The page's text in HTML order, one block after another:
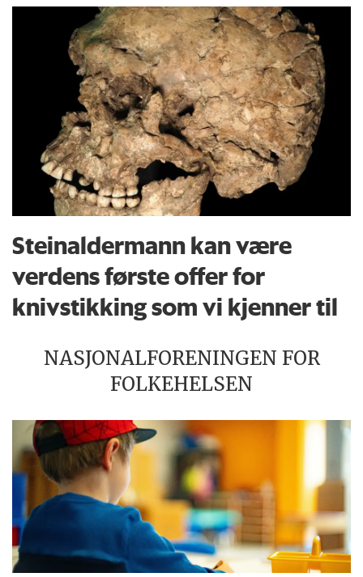
Steinaldermann kan være
verdens første offer for
knivstikking som vi kjenner til
NASJONALFORENINGEN FOR
FOLKEHELSEN